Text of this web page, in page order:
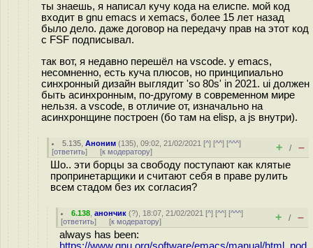
ты знаешь, я написал кучу кода на елиспе. мой код
входит в gnu emacs и xemacs, более 15 лет назад
было дело. даже договор на передачу прав на этот код
с FSF подписывал.
так вот, я недавно перешёл на vscode. у emacs,
несомненно, есть куча плюсов, но принципиально
синхронный дизайн выглядит 'so 80s' in 2021. ui должен
быть асинхронным, по-другому в современном мире
нельзя. а vscode, в отличие от, изначально на
асинхронщине построен (бо там на elisp, а js внутри).
5.135 ,Аноним (135), 09:02, 21/02/2021 [^] [^^] [^^^]
[ответить] [к модератору] + / –
Шо.. эти борцы за свободу поступают как клятые
пропринетарщики и считают себя в праве рулить
всем стадом без их согласия?
6.138 ,анончик (?), 18:07, 21/02/2021 [^] [^^] [^^^]
[ответить] [к модератору] + / –
always has been: